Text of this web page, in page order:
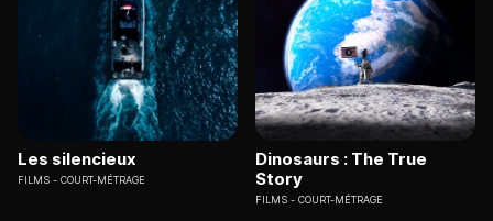
Les silencieux
FILMS COURT-MÉTRAGE
Dinosaurs : The True
Story
FILMS COURT-MÉTRAGE